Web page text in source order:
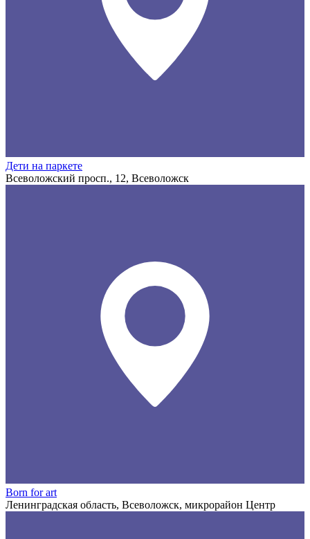
Дети на паркете
Всеволожский просп., 12, Всеволожск
Born for art
Ленинградская область, Всеволожск, микрорайон Центр